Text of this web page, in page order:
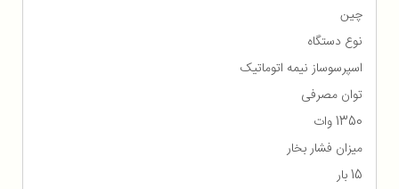
چین
نوع دستگاه
اسپرسوساز نیمه اتوماتیک
توان مصرفی
1350 وات
میزان فشار بخار
15 بار